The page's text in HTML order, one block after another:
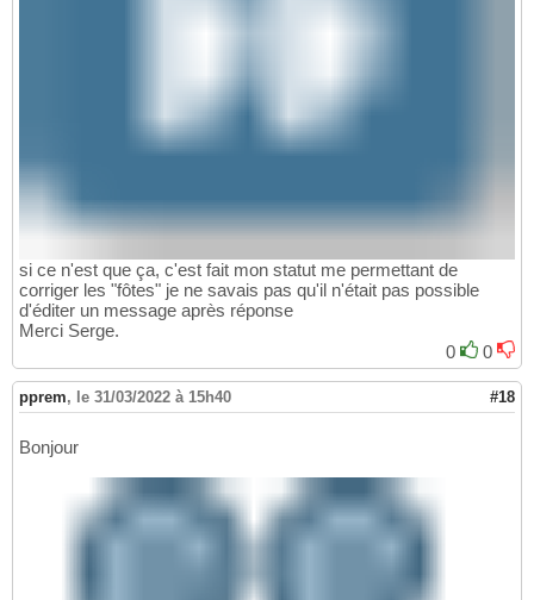
si ce n'est que ça, c'est fait mon statut me permettant de
corriger les "fôtes" je ne savais pas qu'il n'était pas possible
d'éditer un message après réponse
Merci Serge.
0
0
pprem, le 31/03/2022 à 15h40 #18
Bonjour